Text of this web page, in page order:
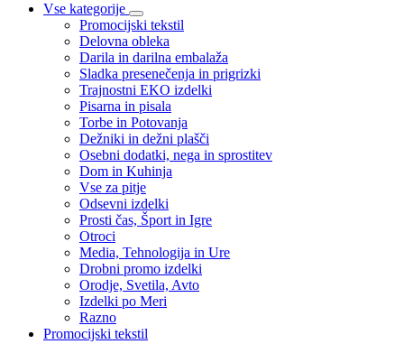
Vse kategorije
Promocijski tekstil
Delovna obleka
Darila in darilna embalaža
Sladka presenečenja in prigrizki
Trajnostni EKO izdelki
Pisarna in pisala
Torbe in Potovanja
Dežniki in dežni plašči
Osebni dodatki, nega in sprostitev
Dom in Kuhinja
Vse za pitje
Odsevni izdelki
Prosti čas, Šport in Igre
Otroci
Media, Tehnologija in Ure
Drobni promo izdelki
Orodje, Svetila, Avto
Izdelki po Meri
Razno
Promocijski tekstil